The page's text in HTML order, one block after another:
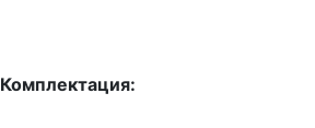
Комплектация: